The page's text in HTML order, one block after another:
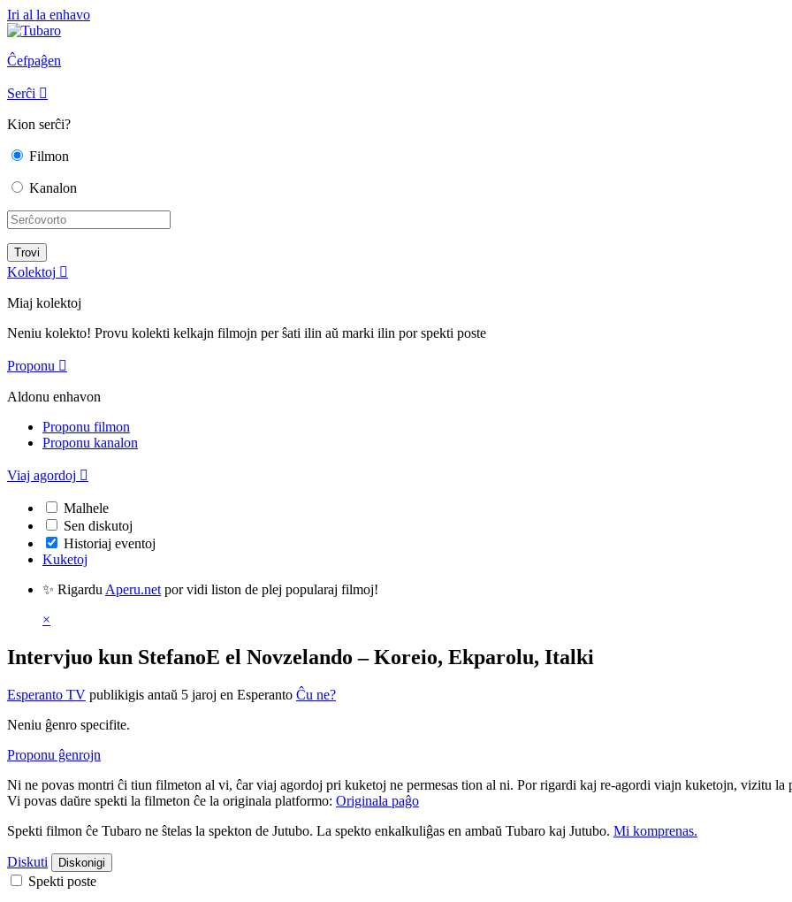
Iri al la enhavo
Ĉefpaĝen
Serĉi 
Kion serĉi?
Filmon
Kanalon
Kolektoj 
Miaj kolektoj
Neniu kolekto! Provu kolekti kelkajn filmojn per ŝati ilin aŭ marki ilin por spekti poste
Proponu 
Aldonu enhavon
Proponu filmon
Proponu kanalon
Viaj agordoj 
Malhele
Sen diskutoj
Historiaj eventoj
Kuketoj
✨ Rigardu Aperu.net por vidi liston de plej popularaj filmoj!
×
Intervjuo kun StefanoE el Novzelando – Koreio, Ekparolu, Italki
Esperanto TV publikigis antaŭ 5 jaroj en Esperanto Ĉu ne?
Neniu ĝenro specifite.
Proponu ĝenrojn
Ni ne povas montri ĉi tiun filmeton al vi, ĉar viaj agordoj pri kuketoj ne permesas tion al ni. Por rigardi kaj re-agordi viajn kuketojn, vizitu la
Vi povas daŭre spekti la filmeton ĉe la originala platformo: Originala paĝo
Spekti filmon ĉe Tubaro ne ŝtelas la spekton de Jutubo. La spekto enkalkuliĝas en ambaŭ Tubaro kaj Jutubo. Mi komprenas.
Diskuti Diskonigi
Spekti poste